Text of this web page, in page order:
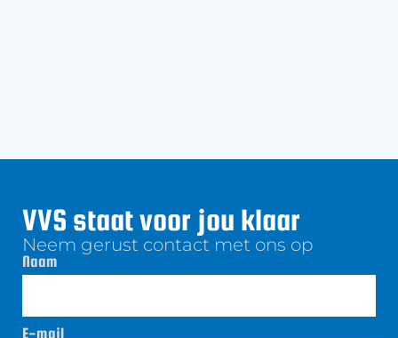
VVS staat voor jou klaar
Neem gerust contact met ons op
Naam
E-mail